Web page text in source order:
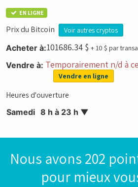
EN LIGNE
Prix du Bitcoin Voir autres cryptos
Acheter à:101686.34 $ + 10 $ par
Vendre à: Temporairement n/d à
Vendre en ligne
Heures d'ouverture
Samedi 8 h à 23 h ▼
Nous avons 202
pour mieux